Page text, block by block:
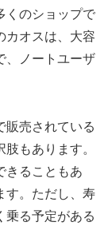
くのショップで
カオスは、大容
、ノートユーザ
販売されている
もあります。
きることもあ
す。ただし、寿
乗る予定がある